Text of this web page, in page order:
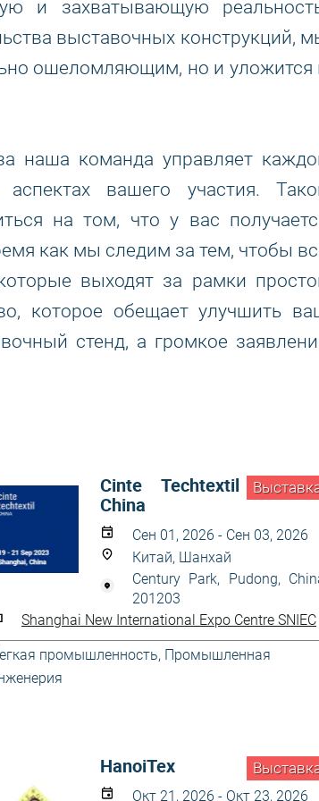
и захватывающую
выставочных конструкций,
ошеломляющим, но и уложится
наша команда управляет
вашего участия.
на том, что у вас
как мы следим за тем, чтобы
выходят за рамки
которое обещает улучшить
стенд, а громкое
Cinte Techtextil
China
Сен 01, 2026 - Сен 03, 2026
Китай, Шанхай
Century Park, Pudong,
201203
Shanghai New International Expo Centre SNIEC
промышленность, Промышленная
HanoiTex
Окт 21, 2026 - Окт 23, 2026